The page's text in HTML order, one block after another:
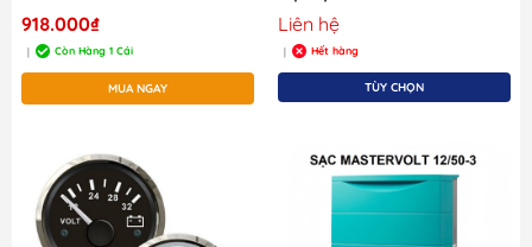
918.000₫
| Còn Hàng 1 Cái
MUA NGAY
Liên hệ
| Hết hàng
TÙY CHỌN